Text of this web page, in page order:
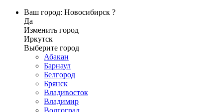
Ваш город: Новосибирск ?
Да
Изменить город
Иркутск
Выберите город
Абакан
Барнаул
Белгород
Брянск
Владивосток
Владимир
Волгоград